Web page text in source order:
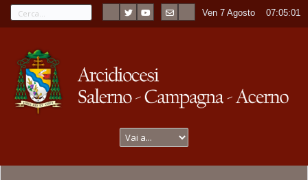
Ven 7 Agosto ----07:05:01